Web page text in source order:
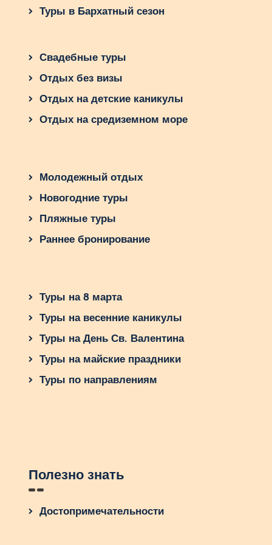
Туры в Бархатный сезон
Свадебные туры
Отдых без визы
Отдых на детские каникулы
Отдых на средиземном море
Молодежный отдых
Новогодние туры
Пляжные туры
Раннее бронирование
Туры на 8 марта
Туры на весенние каникулы
Туры на День Св. Валентина
Туры на майские праздники
Туры по направлениям
Полезно знать
Достопримечательности